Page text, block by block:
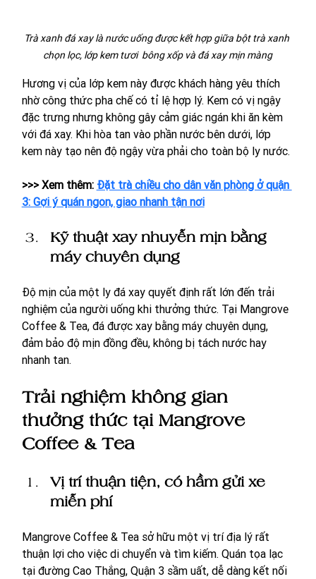
Trà xanh đá xay là nước uống được kết hợp giữa bột trà xanh
chọn lọc, lớp kem tươi  bông xốp và đá xay mịn màng
Hương vị của lớp kem này được khách hàng yêu thích
nhờ công thức pha chế có tỉ lệ hợp lý. Kem có vị ngậy
đặc trưng nhưng không gây cảm giác ngán khi ăn kèm
với đá xay. Khi hòa tan vào phần nước bên dưới, lớp
kem này tạo nên độ ngậy vừa phải cho toàn bộ ly nước.
>>> Xem thêm: Đặt trà chiều cho dân văn phòng ở quận
3: Gợi ý quán ngon, giao nhanh tận nơi
Kỹ thuật xay nhuyễn mịn bằng
máy chuyên dụng
Độ mịn của một ly đá xay quyết định rất lớn đến trải
nghiệm của người uống khi thưởng thức. Tại Mangrove
Coffee & Tea, đá được xay bằng máy chuyên dụng,
đảm bảo độ mịn đồng đều, không bị tách nước hay
nhanh tan.
Trải nghiệm không gian
thưởng thức tại Mangrove
Coffee & Tea
Vị trí thuận tiện, có hầm gửi xe
miễn phí
Mangrove Coffee & Tea sở hữu một vị trí địa lý rất
thuận lợi cho việc di chuyển và tìm kiếm. Quán tọa lạc
tại đường Cao Thắng, Quận 3 sầm uất, dễ dàng kết nối